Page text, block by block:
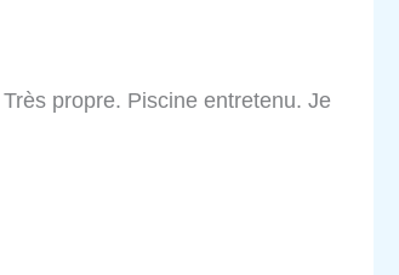
propre. Piscine entretenu. Je